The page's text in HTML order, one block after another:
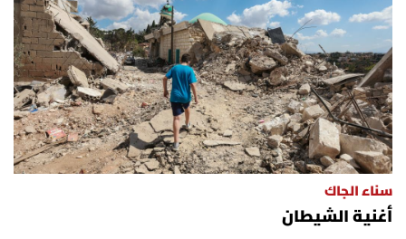
سناء الجاك
أغنية الشيطان